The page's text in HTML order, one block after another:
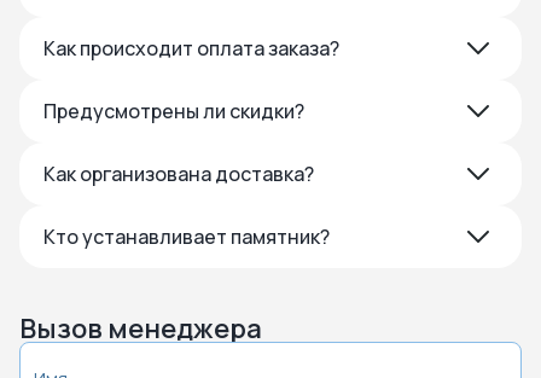
Как происходит оплата заказа?
Предусмотрены ли скидки?
Как организована доставка?
Кто устанавливает памятник?
Вызов менеджера